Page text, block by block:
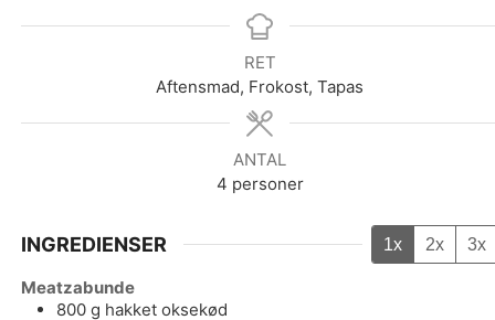
RET
Aftensmad, Frokost, Tapas
ANTAL
4 personer
INGREDIENSER 1x 2x 3x
Meatzabunde
800 g hakket oksekød